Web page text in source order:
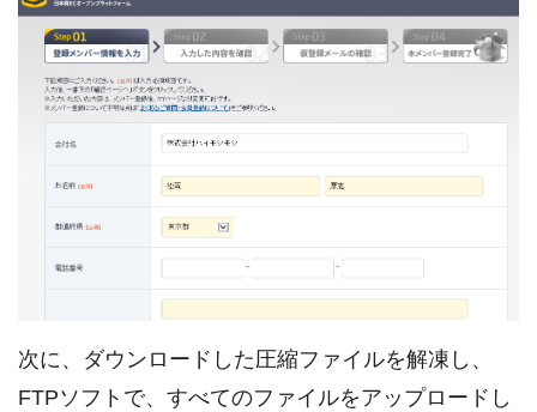
次に、ダウンロードした圧縮ファイルを解凍し、
FTPソフトで、すべてのファイルをアップロードし